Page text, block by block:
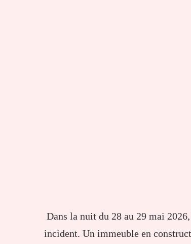
Dans la nuit du 28 au 29 mai
incident. Un immeuble en